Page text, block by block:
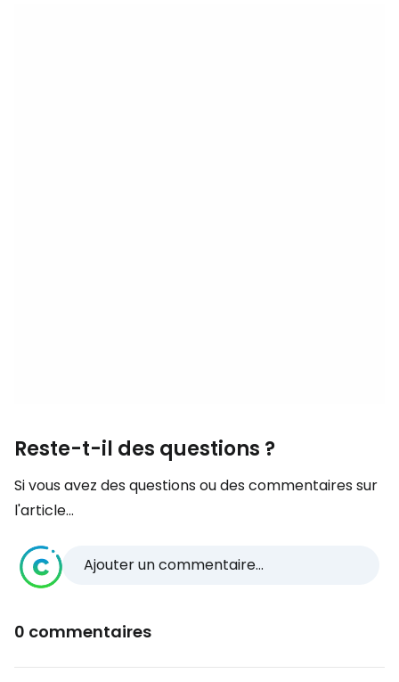
Reste-t-il des questions ?
Si vous avez des questions ou des commentaires sur
l'article...
Ajouter un commentaire...
0 commentaires